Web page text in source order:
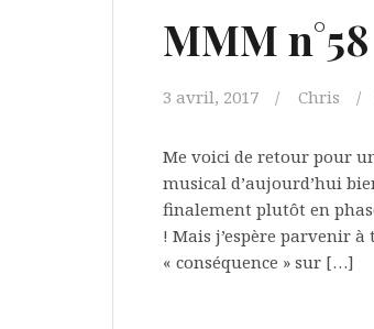
MMM
3 avril, 2017 Chris
Me voici de retour pour
musical d’aujourd’hui
finalement plutôt en
! Mais j’espère parvenir
« conséquence » sur […]